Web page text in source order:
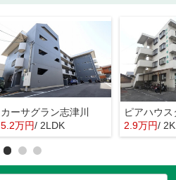
カーサグラン志津川
5.2万円/ 2LDK
ピアハウス
2.9万円/ 2K